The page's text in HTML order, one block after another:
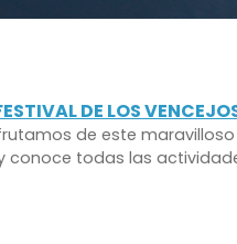
DE LOS
de este maravilloso
conoce todas las